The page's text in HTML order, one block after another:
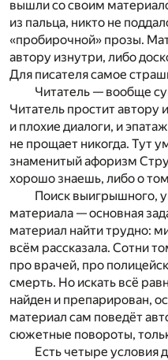
вышли со своим
из пальца, никто не
«пробирочной» прозы.
автору изнутри, либо
Для писателя самое
Читатель — вообще
Читатель простит автору
и плохие диалоги, и
не прощает никогда. Тут
знаменитый афоризм
хорошо знаешь, либо о
Поиск выигрышного,
материала — основная
материал найти трудно:
всём рассказала. Сотни
про врачей, про
смерть. Но искать всё
найден и препарирован,
материал сам поведёт
сюжетные повороты,
Есть четыре условия